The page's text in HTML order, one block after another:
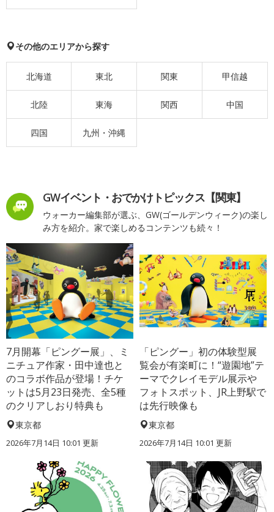
その他のエリアから探す
北海道 東北 関東 甲信越
北陸 東海 関西 中国
四国 九州・沖縄
GWイベント・おでかけトピックス【関東】
ウォーカー編集部が選ぶ、GW(ゴールデンウィーク)の楽し
み方を紹介。家で楽しめるコンテンツも続々！
7月開幕「ピングー展」、ミ
ニチュア作家・田中達也と
のコラボ作品が登場！チケ
ットは5月23日発売、全5種
のクリアしおり特典も
東京都
2026年7月14日 10:01 更新
「ピングー」初の体験型展
覧会が有楽町に！“遊園地”テ
ーマでクレイモデル展示や
フォトスポット、JR上野駅で
は先行映像も
東京都
2026年7月14日 10:01 更新